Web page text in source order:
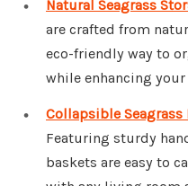
Natural Seagrass
are crafted from
eco-friendly way to
while enhancing your
Collapsible
Featuring sturdy
baskets are easy to